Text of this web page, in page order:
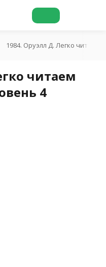
1984. Оруэлл Д. Легко читаем
читаем
4